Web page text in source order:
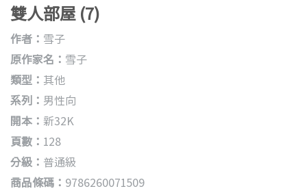
雙人部屋 (7)
作者： 雪子
原作家名： 雪子
類型： 其他
系列： 男性向
開本： 新32K
頁數： 128
分級： 普通級
商品條碼： 9786260071509